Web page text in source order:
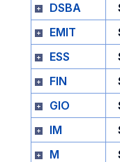
DSBA
EMIT
ESS
FIN
GIO
IM
M